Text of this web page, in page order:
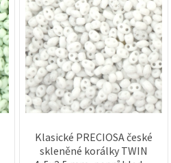
Klasické PRECIOSA české
skleněné korálky TWIN